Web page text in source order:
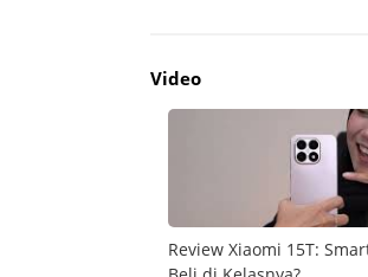
Video
Review Xiaomi 15T: